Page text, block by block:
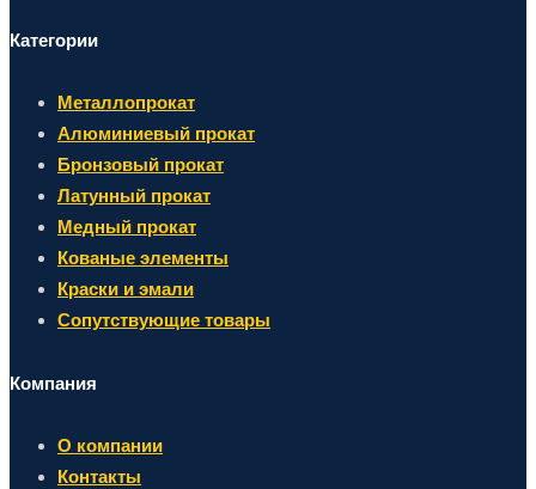
Категории
Металлопрокат
Алюминиевый прокат
Бронзовый прокат
Латунный прокат
Медный прокат
Кованые элементы
Краски и эмали
Сопутствующие товары
Компания
О компании
Контакты